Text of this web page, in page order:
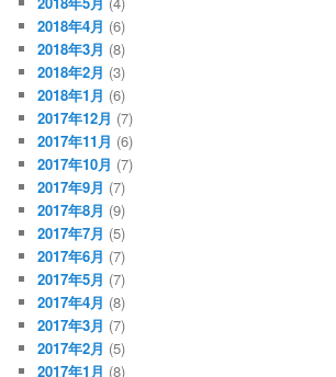
2018年4月 (6)
2018年3月 (8)
2018年2月 (3)
2018年1月 (6)
2017年12月 (7)
2017年11月 (6)
2017年10月 (7)
2017年9月 (7)
2017年8月 (9)
2017年7月 (5)
2017年6月 (7)
2017年5月 (7)
2017年4月 (8)
2017年3月 (7)
2017年2月 (5)
2017年1月 (8)